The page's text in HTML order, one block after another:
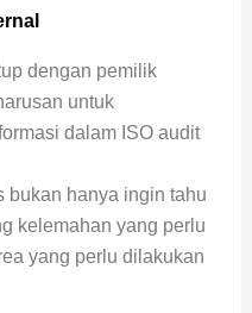
dengan pemilik
untuk
dalam ISO audit
bukan hanya ingin tahu
kelemahan yang perlu
yang perlu dilakukan